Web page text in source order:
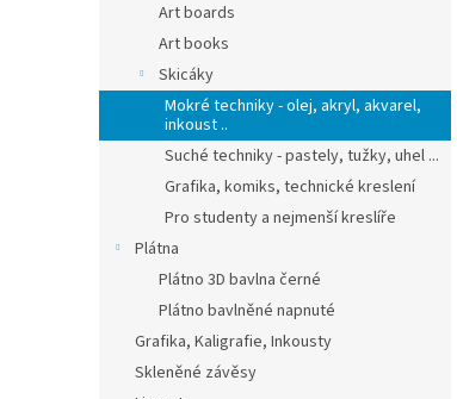
Art boards
Art books
Skicáky
Mokré techniky - olej, akryl, akvarel,
inkoust ..
Suché techniky - pastely, tužky, uhel ...
Grafika, komiks, technické kreslení
Pro studenty a nejmenší kreslíře
Plátna
Plátno 3D bavlna černé
Plátno bavlněné napnuté
Grafika, Kaligrafie, Inkousty
Skleněné závěsy